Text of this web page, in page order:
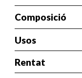
Composició
Usos
Rentat